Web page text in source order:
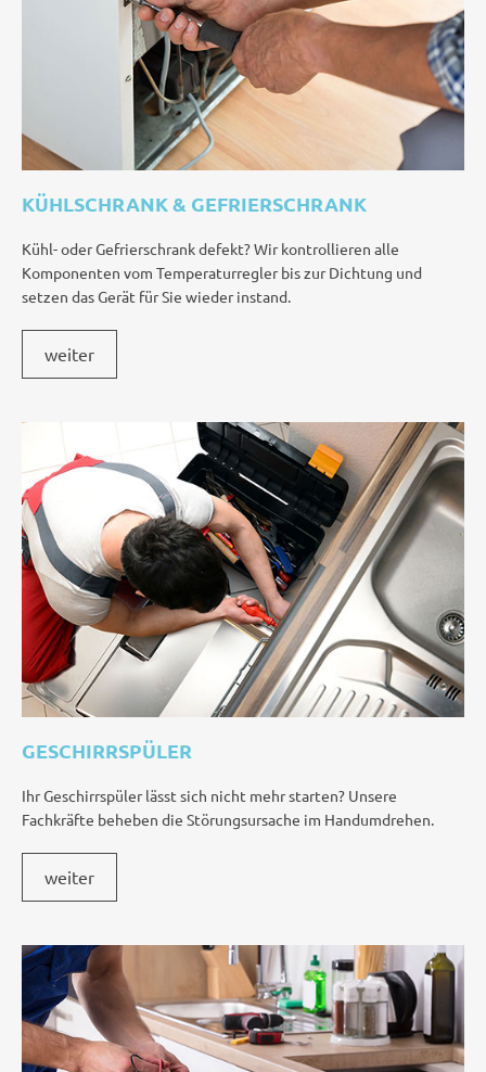
KÜHLSCHRANK & GEFRIERSCHRANK
Kühl- oder Gefrierschrank defekt? Wir kontrollieren alle
Komponenten vom Temperaturregler bis zur Dichtung und
setzen das Gerät für Sie wieder instand.
weiter
GESCHIRRSPÜLER
Ihr Geschirrspüler lässt sich nicht mehr starten? Unsere
Fachkräfte beheben die Störungsursache im Handumdrehen.
weiter